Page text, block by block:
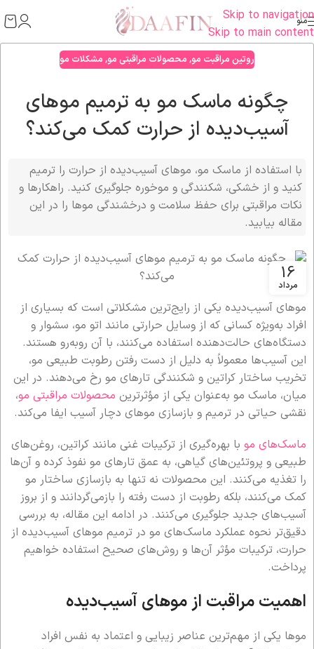
Skip to navigation
Skip to main content
منو
روتین مراقبت مو, محصولات مراقبتی مو, مشکلات مو
چگونه ماسک مو به ترمیم موهای
آسیب‌دیده از حرارت کمک می‌کند؟
با استفاده از ماسک مو، موهای آسیب‌دیده از حرارت را ترمیم
کنید و از خشکی، شکنندگی و موخوره جلوگیری کنید. راهکارها و
نکات مراقبتی برای حفظ سلامت و درخشندگی موها را در این
مقاله بیابید.
16
مرداد
موهای آسیب‌دیده یکی از رایج‌ترین مشکلاتی است که بسیاری از
افراد به‌ویژه کسانی که از وسایل حرارتی مانند اتو مو، سشوار و
دستگاه‌های حالت‌دهنده استفاده می‌کنند، با آن روبه‌رو هستند.
این آسیب‌ها معمولاً به دلیل از دست رفتن رطوبت طبیعی مو،
تخریب ساختار کراتین و شکنندگی تارهای مو رخ می‌دهند. در این
میان، ماسک مو به‌عنوان یکی از مؤثرترین محصولات مراقبتی مو،
نقشی حیاتی در ترمیم و بازسازی موهای دچار آسیب ایفا می‌کند.
ماسک‌های مو با بهره‌گیری از ترکیبات غنی مانند کراتین، روغن‌های
طبیعی و پروتئین‌های گیاهی، به عمق تارهای مو نفوذ کرده و آن‌ها
را تغذیه می‌کنند. این محصولات نه تنها به بازسازی ساختار مو
کمک می‌کنند، بلکه رطوبت از دست رفته را بازمی‌گردانند و از بروز
آسیب‌های جدید جلوگیری می‌کنند. در ادامه این مقاله، به بررسی
دقیق‌تر نحوه عملکرد ماسک‌های مو در ترمیم موهای آسیب‌دیده از
حرارت، ترکیبات مؤثر آن‌ها و روش‌های صحیح استفاده خواهیم
پرداخت.
اهمیت مراقبت از موهای آسیب‌دیده
موها یکی از مهم‌ترین عناصر زیبایی و اعتماد به نفس افراد